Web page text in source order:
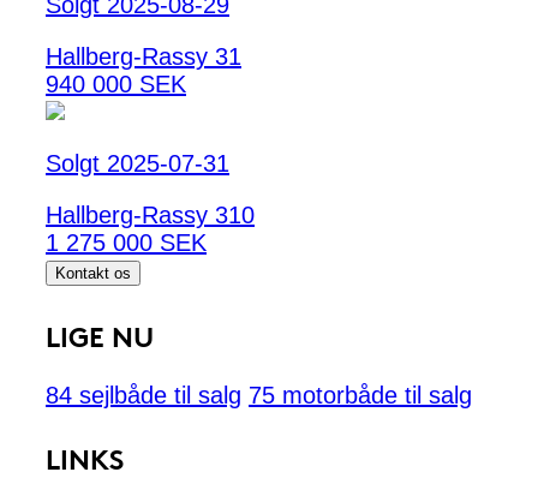
Hallberg-Rassy 31
940 000 SEK
Solgt 2025-07-31
Hallberg-Rassy 310
1 275 000 SEK
Kontakt os
LIGE NU
84 sejlbåde til salg 75 motorbåde til salg
LINKS